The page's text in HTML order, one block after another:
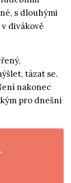
s dlouhými
divákově
tázat se.
nakonec
pro dnešní